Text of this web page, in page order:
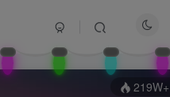
219W+